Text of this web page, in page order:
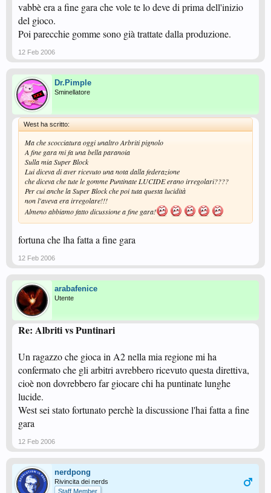
vabbè era a fine gara che vole te lo deve di prima dell'inizio
del gioco.
Poi parecchie gomme sono già trattate dalla produzione.
12 Feb 2006
Dr.Pimple
Sminellatore
West ha scritto:
Ma che scocciatura oggi unaltro Arbriti pignolo
A fine gara mi fa una bella paranoia
Sulla mia Super Block
Lui diceva di aver ricevuto una nota dalla federazione
che diceva che tute le gomme Puntinate LUCIDE erano irregolari????
Per cui anche la Super Block che poi tuta questa lucidità
non l'aveva era irregolare!!!
Almeno abbiamo fatto dicussione a fine gara!
fortuna che lha fatta a fine gara
12 Feb 2006
arabafenice
Utente
Re: Albriti vs Puntinari
Un ragazzo che gioca in A2 nella mia regione mi ha
confermato che gli arbitri avrebbero ricevuto questa direttiva,
cioè non dovrebbero far giocare chi ha puntinate lunghe
lucide.
West sei stato fortunato perchè la discussione l'hai fatta a fine
gara
12 Feb 2006
nerdpong
Rivincita dei nerds
Staff Member